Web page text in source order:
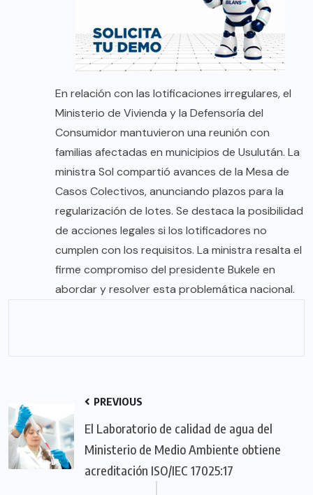
En relación con las lotificaciones irregulares, el
Ministerio de Vivienda y la Defensoría del
Consumidor mantuvieron una reunión con
familias afectadas en municipios de Usulután. La
ministra Sol compartió avances de la Mesa de
Casos Colectivos, anunciando plazos para la
regularización de lotes. Se destaca la posibilidad
de acciones legales si los lotificadores no
cumplen con los requisitos. La ministra resalta el
firme compromiso del presidente Bukele en
abordar y resolver esta problemática nacional.
PREVIOUS
El Laboratorio de calidad de agua del
Ministerio de Medio Ambiente obtiene
acreditación ISO/IEC 17025:17